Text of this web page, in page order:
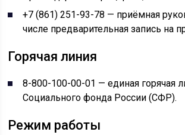
+7 (861) 251-93-78 — приёмная
числе предварительная запись на
Горячая линия
8-800-100-00-01 — единая горячая
Социального фонда России (СФР).
Режим работы